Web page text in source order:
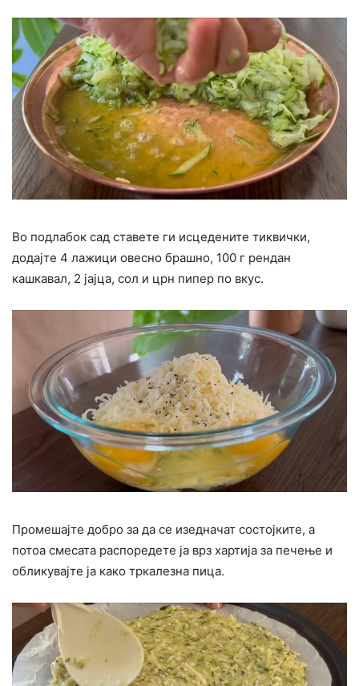
Во подлабок сад ставете ги исцедените тиквички,
додајте 4 лажици овесно брашно, 100 г рендан
кашкавал, 2 јајца, сол и црн пипер по вкус.
Промешајте добро за да се изедначат состојките, а
потоа смесата распоредете ја врз хартија за печење и
обликувајте ја како тркалезна пица.